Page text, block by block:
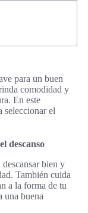
para un buen
comodidad y
En este
seleccionar el
descanso
bien y
También cuida
a la forma de tu
una buena